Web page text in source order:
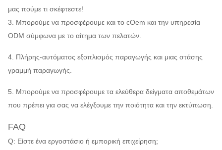
μας πούμε τι σκέφτεστε!
3. Μπορούμε να προσφέρουμε και το cOem και την υπηρεσία
ODM σύμφωνα με το αίτημα των πελατών.
4. Πλήρης-αυτόματος εξοπλισμός παραγωγής και μιας στάσης
γραμμή παραγωγής.
5. Μπορούμε να προσφέρουμε τα ελεύθερα δείγματα αποθεμάτων
που πρέπει για σας να ελέγξουμε την ποιότητα και την εκτύπωση.
FAQ
Q: Είστε ένα εργοστάσιο ή εμπορική επιχείρηση;